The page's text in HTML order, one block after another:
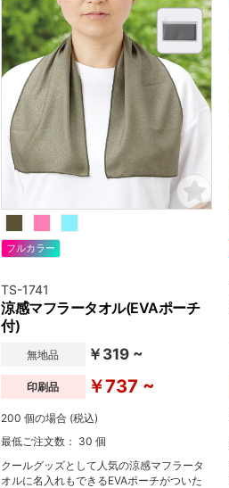
フルカラー
TS-1741
涼感マフラータオル(EVAポーチ
付)
無地品 ￥319 ~
印刷品 ￥737 ~
200 個の場合 (税込)
最低ご注文数： 30 個
クールグッズとして人気の涼感マフラータ
オルに名入れもできるEVAポーチがついた